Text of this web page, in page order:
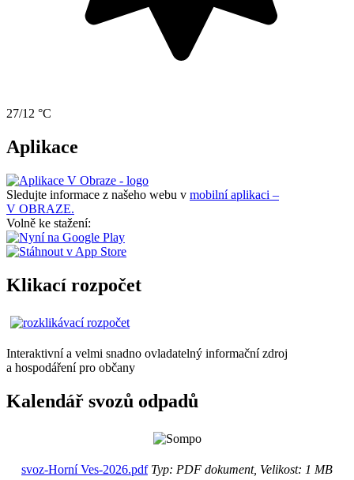
27/12 °C
Aplikace
Sledujte informace z našeho webu v mobilní aplikaci –
V OBRAZE.
Volně ke stažení:
Klikací rozpočet
Interaktivní a velmi snadno ovladatelný informační zdroj
a hospodáření pro občany
Kalendář svozů odpadů
svoz-Horní Ves-2026.pdfTyp: PDF dokument, Velikost: 1 MB